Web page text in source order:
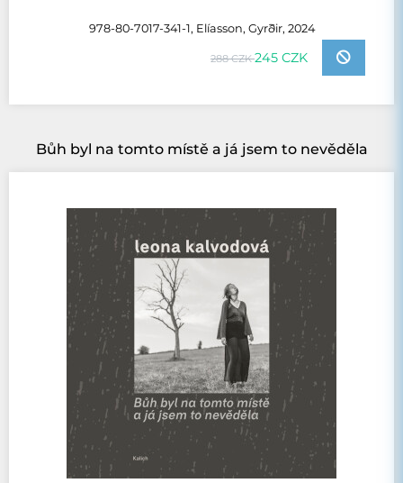
978-80-7017-341-1, Elíasson, Gyrðir, 2024
288 CZK245 CZK
Bůh byl na tomto místě a já jsem to nevěděla